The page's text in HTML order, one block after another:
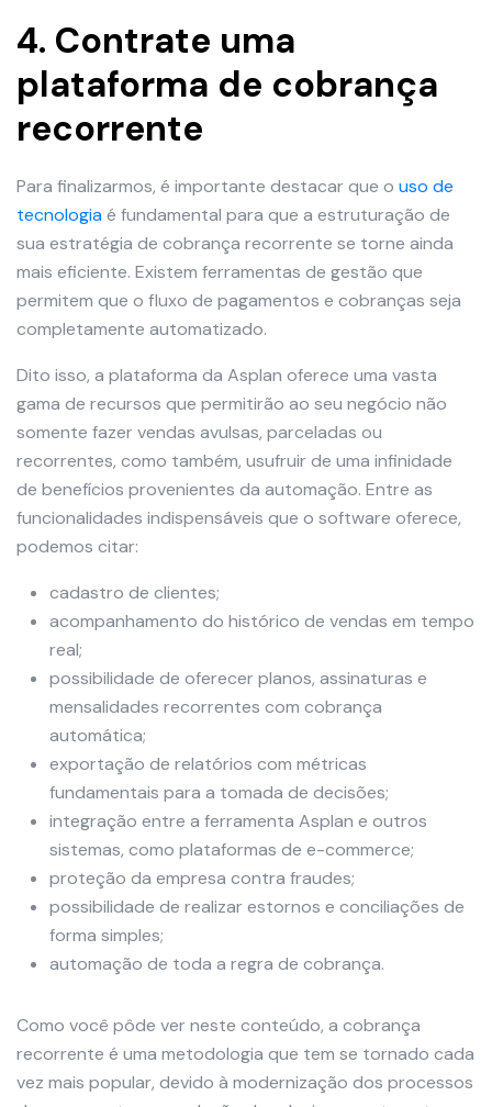
4. Contrate uma
plataforma de cobrança
recorrente
Para finalizarmos, é importante destacar que o uso de
tecnologiaé fundamental para que a estruturação de
sua estratégia de cobrança recorrente se torne ainda
mais eficiente. Existem ferramentas de gestão que
permitem que o fluxo de pagamentos e cobranças seja
completamente automatizado.
Dito isso, a plataforma da Asplan oferece uma vasta
gama de recursos que permitirão ao seu negócio não
somente fazer vendas avulsas, parceladas ou
recorrentes, como também, usufruir de uma infinidade
de benefícios provenientes da automação. Entre as
funcionalidades indispensáveis que o software oferece,
podemos citar:
cadastro de clientes;
acompanhamento do histórico de vendas em tempo
real;
possibilidade de oferecer planos, assinaturas e
mensalidades recorrentes com cobrança
automática;
exportação de relatórios com métricas
fundamentais para a tomada de decisões;
integração entre a ferramenta Asplan e outros
sistemas, como plataformas de e-commerce;
proteção da empresa contra fraudes;
possibilidade de realizar estornos e conciliações de
forma simples;
automação de toda a regra de cobrança.
Como você pôde ver neste conteúdo, a cobrança
recorrente é uma metodologia que tem se tornado cada
vez mais popular, devido à modernização dos processos